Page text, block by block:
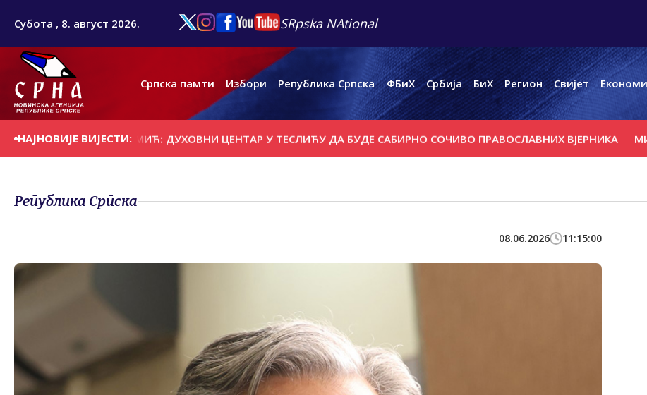
Субота , 8. август 2026. SRpska NAtional
Српска памти Избори Република Српска ФБиХ Србија БиХ Регион Свијет
НАЈНОВИЈЕ ВИЈЕСТИ:
РОМИЋ: ДУХОВНИ ЦЕНТАР У ТЕСЛИЋУ ДА БУДЕ САБИРНО СОЧИВО ПРАВОСЛАВНИХ ВЈЕРНИКА МИНИЋ:
Република Српска
08.06.2026 11:15:00